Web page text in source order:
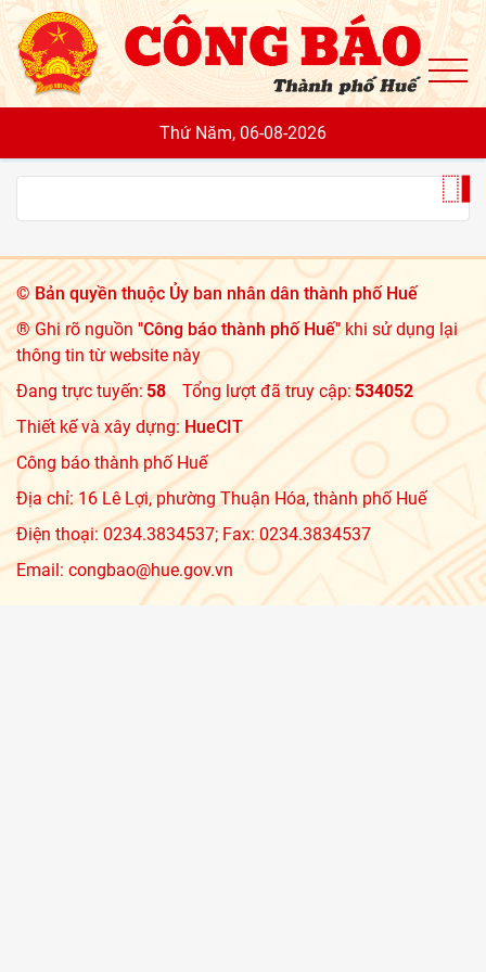
Thứ Năm, 06-08-2026
©Bản quyền thuộc Ủy ban nhân dân thành phố Huế
® Ghi rõ nguồn "Công báo thành phố Huế"khi sử dụng lại
thông tin từ website này
Đang trực tuyến:58 Tổng lượt đã truy cập:534052
Thiết kế và xây dựng: HueCIT
Công báo thành phố Huế
Địa chỉ: 16 Lê Lợi, phường Thuận Hóa, thành phố Huế
Điện thoại: 0234.3834537; Fax: 0234.3834537
Email: congbao@hue.gov.vn